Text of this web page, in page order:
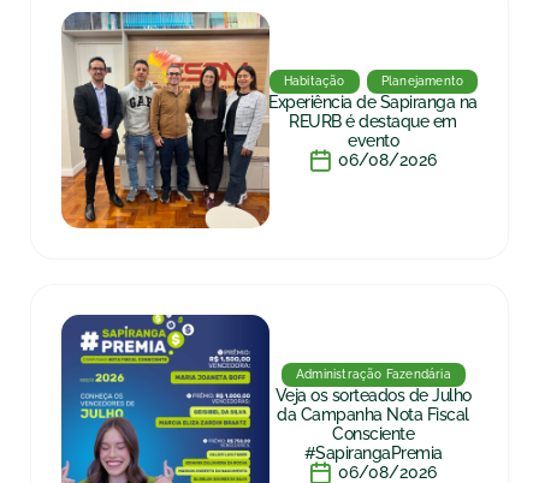
Habitação Planejamento
Experiência de Sapiranga na
REURB é destaque em
evento
06/08/2026
Administração Fazendária
Veja os sorteados de Julho
da Campanha Nota Fiscal
Consciente
#SapirangaPremia
06/08/2026